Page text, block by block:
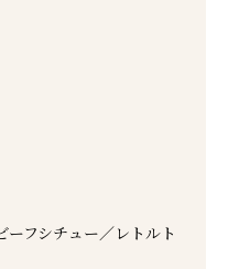
ーフシチュー／レトルト